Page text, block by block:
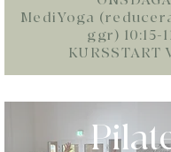
MediYoga
ggr) 10:15-
KURSSTART